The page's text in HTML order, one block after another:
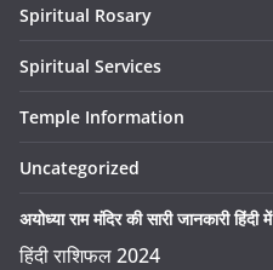
Spiritual Rosary
Spiritual Services
Temple Information
Uncategorized
अयोध्या राम मंदिर की सारी जानकारी हिंदी में
हिंदी राशिफल 2024